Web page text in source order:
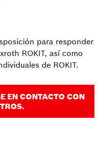
para responder
ROKIT, así como
de ROKIT.
EN CONTACTO CON